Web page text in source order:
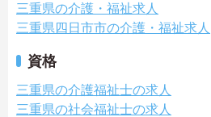
三重県の介護・福祉求人
三重県四日市市の介護・福祉求人
資格
三重県の介護福祉士の求人
三重県の社会福祉士の求人